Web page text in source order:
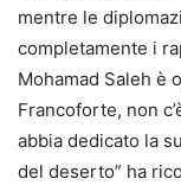
mentre le
completamente i
Mohamad Saleh è
Francoforte, non
abbia dedicato la
del deserto” ha